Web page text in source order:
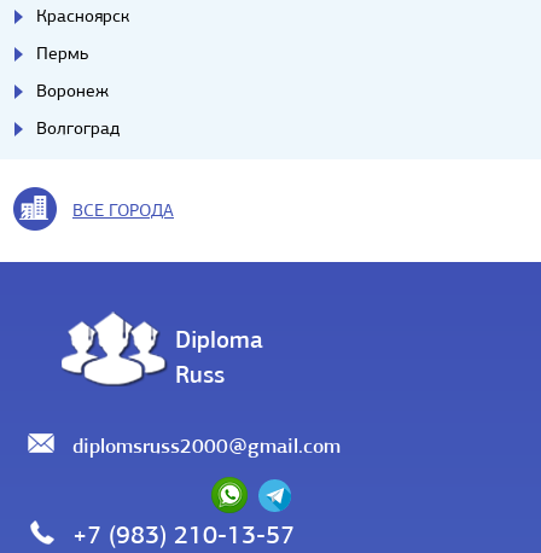
Красноярск
Пермь
Воронеж
Волгоград
ВСЕ ГОРОДА
Diploma
Russ
diplomsruss2000@gmail.com
+7 (983) 210-13-57